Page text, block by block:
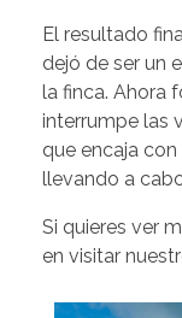
El resultado
dejó de ser un
la finca. Ahora
interrumpe las
que encaja
llevando a
Si quieres ver
en visitar